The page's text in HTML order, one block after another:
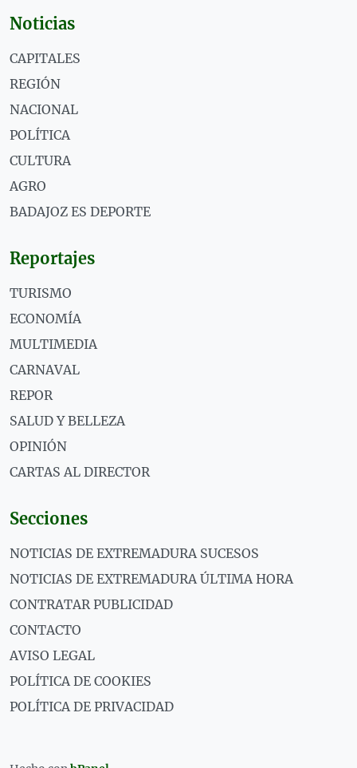
Noticias
CAPITALES
REGIÓN
NACIONAL
POLÍTICA
CULTURA
AGRO
BADAJOZ ES DEPORTE
Reportajes
TURISMO
ECONOMÍA
MULTIMEDIA
CARNAVAL
REPOR
SALUD Y BELLEZA
OPINIÓN
CARTAS AL DIRECTOR
Secciones
NOTICIAS DE EXTREMADURA SUCESOS
NOTICIAS DE EXTREMADURA ÚLTIMA HORA
CONTRATAR PUBLICIDAD
CONTACTO
AVISO LEGAL
POLÍTICA DE COOKIES
POLÍTICA DE PRIVACIDAD